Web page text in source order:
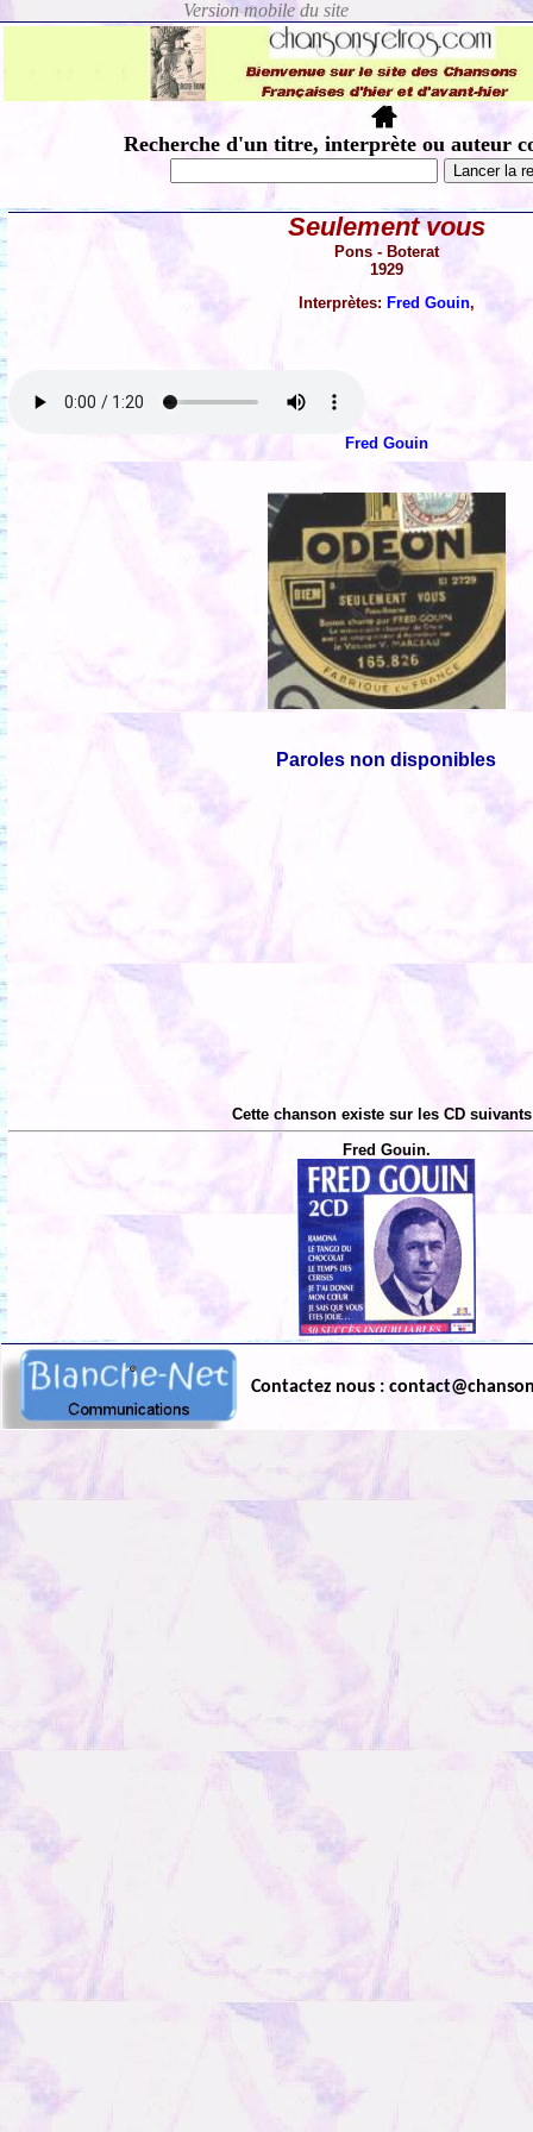
Recherche d'un titre, interprète ou auteur
Seulement vous
Pons - Boterat
1929
Interprètes: Fred Gouin,
Fred Gouin
Paroles non disponibles
Cette chanson existe sur les CD
Fred Gouin.
Contactez nous :